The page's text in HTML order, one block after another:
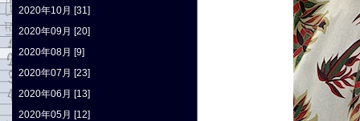
2020年10月 [31]
2020年09月 [20]
2020年08月 [9]
2020年07月 [23]
2020年06月 [13]
2020年05月 [12]